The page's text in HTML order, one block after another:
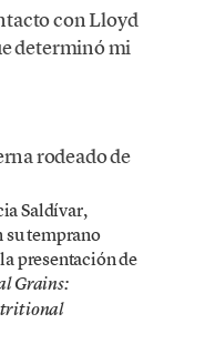
con Lloyd
determinó mi
Saldívar,
temprano
presentación de
Grains: